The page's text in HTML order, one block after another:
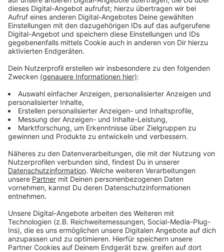
ihre individuelle Sitzung buchen. Die Teilnahme an so
einer Online-Sitzung würde dann ungefähr 6 bis 8 Euro
kosten. Spruchreif ist in der Sache noch nichts. Am
Montagabend haben sich Karnevalisten vom FLK, aus
Schlebusch und auch aus Hitdorf zu einem
gemeinsamen Brainstorming getroffen. Am
Donnerstag will der FLK sich ein weiteres Mal mit
seinen Mitgliedern beraten.
In Hitdorf gibt es zusätzlich noch Überlegungen ein
zu zeigen.
Die Karnevalisten vomKomitee Opladener Karneval
haben einen Malwettbewerb ins Leben gerufen.Kinder
im Alter zwischen 3 und 12 Jahren können an dem
Wettbewerb teilnehmen und ein Bild zu dem Thema
„Opladen träumt“ malen. Mehr Infos dazu gibt'shier.